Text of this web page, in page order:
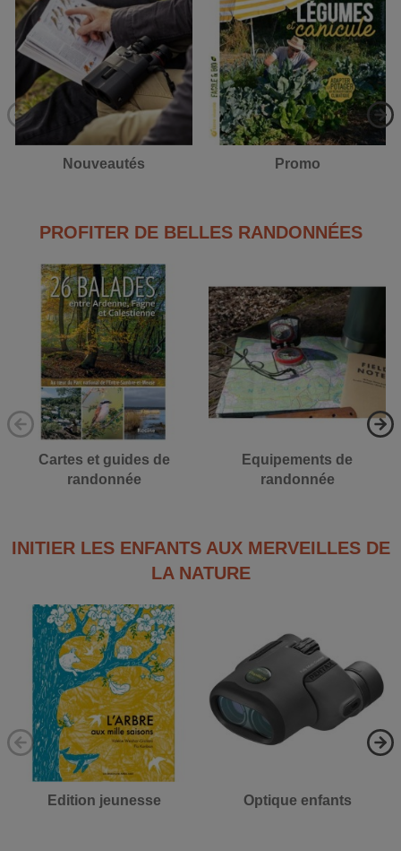
Nouveautés Promo
PROFITER DE BELLES RANDONNÉES
Cartes et guides de
randonnée
Equipements de
randonnée
INITIER LES ENFANTS AUX MERVEILLES DE
LA NATURE
Edition jeunesse Optique enfants